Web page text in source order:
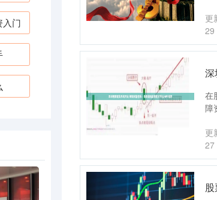
更
29
在
障
更
27
入门